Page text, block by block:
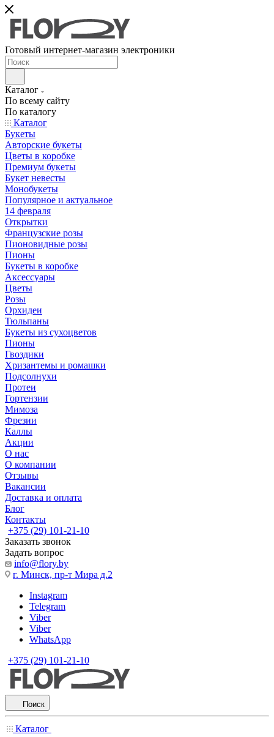
Готовый интернет-магазин электроники
Каталог
По всему сайту
По каталогу
Каталог
Букеты
Авторские букеты
Цветы в коробке
Премиум букеты
Букет невесты
Монобукеты
Популярное и актуальное
14 февраля
Открытки
Французские розы
Пионовидные розы
Пионы
Букеты в коробке
Аксессуары
Цветы
Розы
Орхидеи
Тюльпаны
Букеты из сухоцветов
Пионы
Гвоздики
Хризантемы и ромашки
Подсолнухи
Протеи
Гортензии
Мимоза
Фрезии
Каллы
Акции
О нас
О компании
Отзывы
Вакансии
Доставка и оплата
Блог
Контакты
+375 (29) 101-21-10
Заказать звонок
Задать вопрос
info@flory.by
г. Минск, пр-т Мира д.2
Instagram
Telegram
Viber
Viber
WhatsApp
+375 (29) 101-21-10
Поиск
Каталог